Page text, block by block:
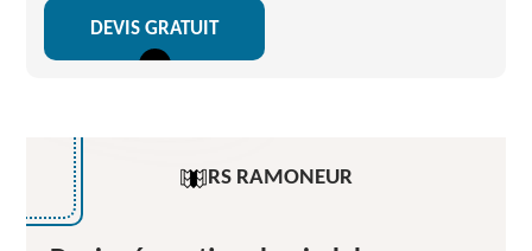
DEVIS GRATUIT
RS RAMONEUR